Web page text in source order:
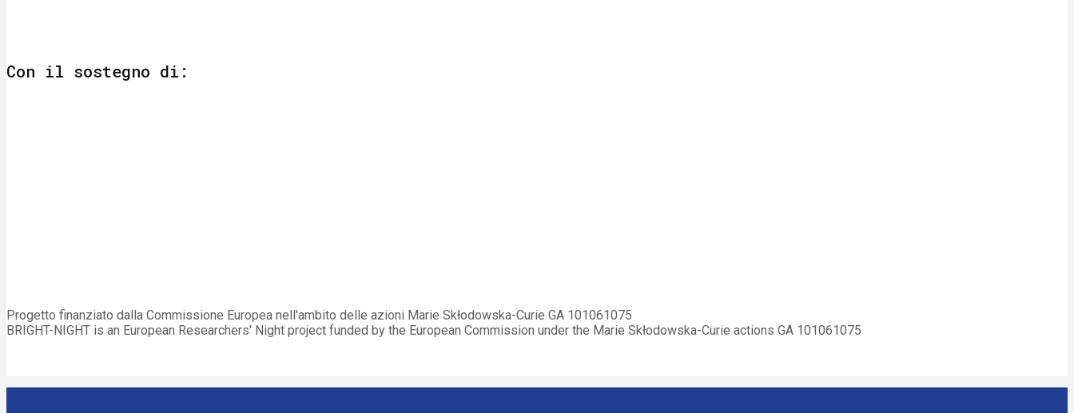
Con il sostegno di:
Progetto finanziato dalla Commissione Europea nell'ambito delle azioni Marie Skłodowska-Curie GA 101061075
BRIGHT-NIGHT is an European Researchers' Night project funded by the European Commission under the Marie Skłodowska-Curie actions GA 101061075